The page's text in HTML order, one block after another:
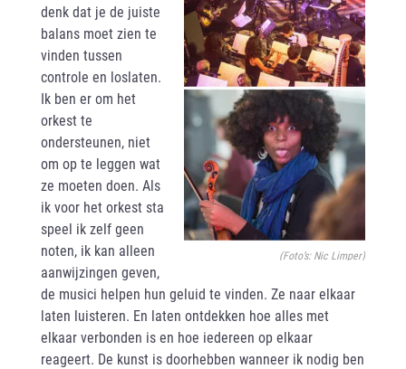
(Foto’s: Nic Limper)
denk dat je de juiste
balans moet zien te
vinden tussen
controle en loslaten.
Ik ben er om het
orkest te
ondersteunen, niet
om op te leggen wat
ze moeten doen. Als
ik voor het orkest sta
speel ik zelf geen
noten, ik kan alleen
aanwijzingen geven,
de musici helpen hun geluid te vinden. Ze naar elkaar
laten luisteren. En laten ontdekken hoe alles met
elkaar verbonden is en hoe iedereen op elkaar
reageert. De kunst is doorhebben wanneer ik nodig ben